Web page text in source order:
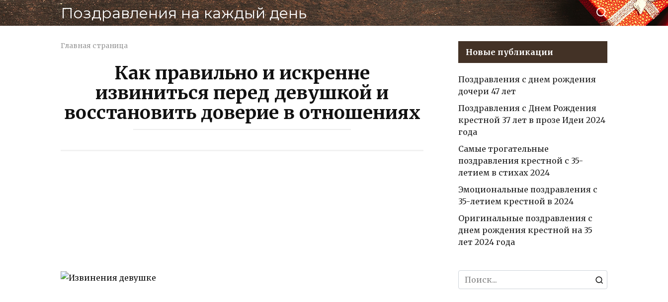
Перейти
к
Поздравления на каждый день
Главная страница
Как правильно и искренне
извиниться перед девушкой и
восстановить доверие в отношениях
Новые публикации
Поздравления с днем рождения
дочери 47 лет
Поздравления с Днем Рождения
крестной 37 лет в прозе Идеи 2024
года
Самые трогательные
поздравления крестной с 35-
летием в стихах 2024
Эмоциональные поздравления с
35-летием крестной в 2024
Оригинальные поздравления с
днем рождения крестной на 35
лет 2024 года
Search
for:
ВКонтакте
соседу, выражая
божественную любовь,